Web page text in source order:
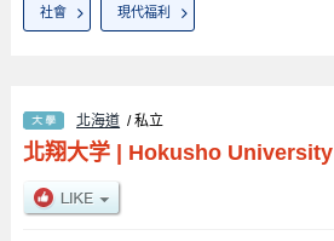
社會 現代福利
北海道 / 私立
北翔大学| Hokusho University